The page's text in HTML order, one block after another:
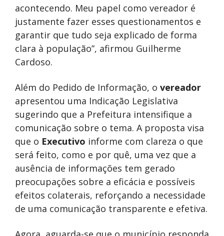
acontecendo. Meu papel como vereador é
justamente fazer esses questionamentos e
garantir que tudo seja explicado de forma
clara à população”, afirmou Guilherme
Cardoso.
Além do Pedido de Informação, o vereador
apresentou uma Indicação Legislativa
sugerindo que a Prefeitura intensifique a
comunicação sobre o tema. A proposta visa
que o Executivo informe com clareza o que
será feito, como e por quê, uma vez que a
ausência de informações tem gerado
preocupações sobre a eficácia e possíveis
efeitos colaterais, reforçando a necessidade
de uma comunicação transparente e efetiva.